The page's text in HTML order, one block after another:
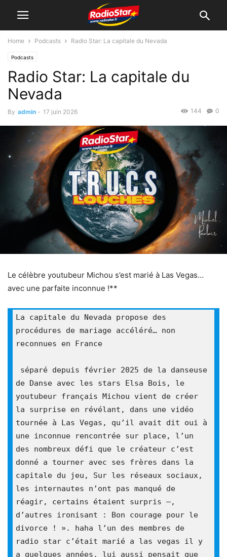
Home Podcasts Radio Star: La capitale du Nevada
Podcasts
Radio Star: La capitale du
Nevada
By admin - 17 juin 2026 0
144
Le célèbre youtubeur Michou s’est marié à Las Vegas…
avec une parfaite inconnue !**
La capitale du Nevada propose des
procédures de mariage accéléré… non
reconnues en France
de Danse avec les stars Elsa Bois, le
youtubeur français Michou vient de créer
la surprise en révélant, dans une vidéo
tournée à Las Vegas, qu’il avait dit oui à
une inconnue rencontrée sur place, l’un
des nombreux défi que le créateur c’est
donné a tourner avec ses frères dans la
capitale du jeu, Sur les réseaux sociaux,
les internautes n’ont pas manqué de
réagir, certains étaient surpris –,
d’autres ironisant : Bon courage pour le
divorce ! ». haha l’un des membres de
radio star c’était marié a las vegas il y
a quelques années, lui aussi pensait que